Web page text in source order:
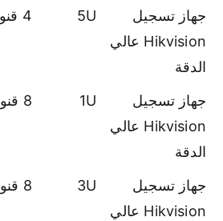
جهاز تسجيل
Hikvision عالي
الدقة
5U 4 قنوات
جهاز تسجيل
Hikvision عالي
الدقة
1U 8 قنوات
جهاز تسجيل
Hikvision عالي
3U 8 قنوات